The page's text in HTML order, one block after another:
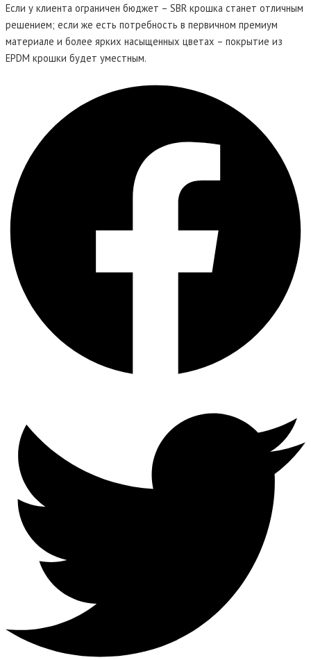
Если у клиента ограничен бюджет – SBR крошка станет отличным
решением; если же есть потребность в первичном премиум
материале и более ярких насыщенных цветах – покрытие из
EPDM крошки будет уместным.